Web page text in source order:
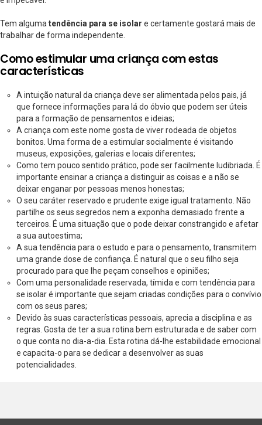
Tem alguma tendência para se isolar e certamente gostará mais de
trabalhar de forma independente.
Como estimular uma criança com estas
características
A intuição natural da criança deve ser alimentada pelos pais, já
que fornece informações para lá do óbvio que podem ser úteis
para a formação de pensamentos e ideias;
A criança com este nome gosta de viver rodeada de objetos
bonitos. Uma forma de a estimular socialmente é visitando
museus, exposições, galerias e locais diferentes;
Como tem pouco sentido prático, pode ser facilmente ludibriada. É
importante ensinar a criança a distinguir as coisas e a não se
deixar enganar por pessoas menos honestas;
O seu caráter reservado e prudente exige igual tratamento. Não
partilhe os seus segredos nem a exponha demasiado frente a
terceiros. É uma situação que o pode deixar constrangido e afetar
a sua autoestima;
A sua tendência para o estudo e para o pensamento, transmitem
uma grande dose de confiança. É natural que o seu filho seja
procurado para que lhe peçam conselhos e opiniões;
Com uma personalidade reservada, tímida e com tendência para
se isolar é importante que sejam criadas condições para o convívio
com os seus pares;
Devido às suas características pessoais, aprecia a disciplina e as
regras. Gosta de ter a sua rotina bem estruturada e de saber com
o que conta no dia-a-dia. Esta rotina dá-lhe estabilidade emocional
e capacita-o para se dedicar a desenvolver as suas
potencialidades.